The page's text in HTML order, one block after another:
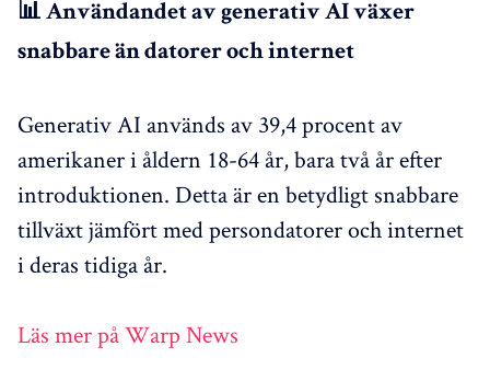
📊 Användandet av generativ AI växer
snabbare än datorer och internet
Generativ AI används av 39,4 procent av
amerikaner i åldern 18-64 år, bara två år efter
introduktionen. Detta är en betydligt snabbare
tillväxt jämfört med persondatorer och internet
i deras tidiga år.
Läs mer på Warp News